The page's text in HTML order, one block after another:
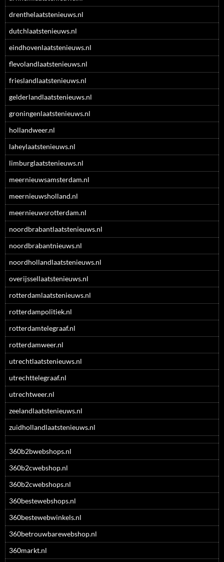
drenthelaatstenieuws.nl
dutchlaatstenieuws.nl
eindhovenlaatstenieuws.nl
flevolandlaatstenieuws.nl
frieslandlaatstenieuws.nl
gelderlandlaatstenieuws.nl
groningenlaatstenieuws.nl
hollandweer.nl
laheylaatstenieuws.nl
limburglaatstenieuws.nl
meernieuwsamsterdam.nl
meernieuwsholland.nl
meernieuwsrotterdam.nl
noordbrabantlaatstenieuws.nl
noordbrabantnieuws.nl
noordhollandlaatstenieuws.nl
overijssellaatstenieuws.nl
rotterdamlaatstenieuws.nl
rotterdampolitiek.nl
rotterdamtelegraaf.nl
rotterdamweer.nl
utrechtlaatstenieuws.nl
utrechttelegraaf.nl
utrechtweer.nl
zeelandlaatstenieuws.nl
zuidhollandlaatstenieuws.nl
360b2bwebshops.nl
360b2cwebshop.nl
360b2cwebshops.nl
360bestewebshops.nl
360bestewebwinkels.nl
360betrouwbarewebshop.nl
360markt.nl